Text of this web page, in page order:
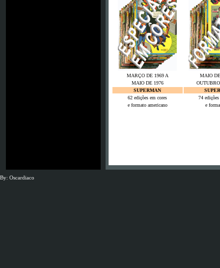
MARÇO DE 1969 A
MAIO
MAIO DE 1976
SUPERMAN
62 edições em cores
74 edições
e formato americano
e
By: Oscardiaco